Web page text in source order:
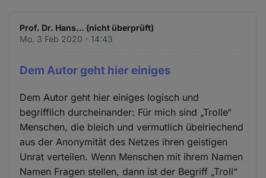
Prof. Dr. Hans… (nicht überprüft)
Mo. 3 Feb 2020 - 14:43
Dem Autor geht hier einiges
Dem Autor geht hier einiges logisch und
begrifflich durcheinander: Für mich sind „Trolle“
Menschen, die bleich und vermutlich übelriechend
aus der Anonymität des Netzes ihren geistigen
Unrat verteilen. Wenn Menschen mit ihrem Namen
Namen Fragen stellen, dann ist der Begriff „Troll“